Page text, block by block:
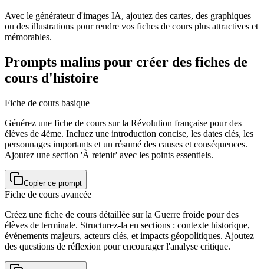
Avec le générateur d'images IA, ajoutez des cartes, des graphiques
ou des illustrations pour rendre vos fiches de cours plus attractives et
mémorables.
Prompts malins pour créer des fiches de
cours d'histoire
Fiche de cours basique
Générez une fiche de cours sur la Révolution française pour des
élèves de 4ème. Incluez une introduction concise, les dates clés, les
personnages importants et un résumé des causes et conséquences.
Ajoutez une section 'À retenir' avec les points essentiels.
Copier ce prompt
Fiche de cours avancée
Créez une fiche de cours détaillée sur la Guerre froide pour des
élèves de terminale. Structurez-la en sections : contexte historique,
événements majeurs, acteurs clés, et impacts géopolitiques. Ajoutez
des questions de réflexion pour encourager l'analyse critique.